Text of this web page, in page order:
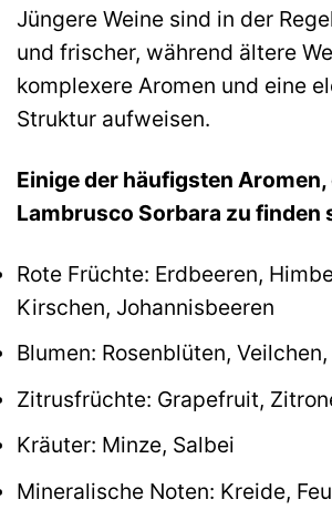
Jüngere Weine sind in der
und frischer, während ältere
komplexere Aromen und eine
Struktur aufweisen.
Einige der häufigsten Aromen,
Lambrusco Sorbara zu finden
Rote Früchte: Erdbeeren,
Kirschen, Johannisbeeren
Blumen: Rosenblüten,
Zitrusfrüchte: Grapefruit,
Kräuter: Minze, Salbei
Mineralische Noten: Kreide,